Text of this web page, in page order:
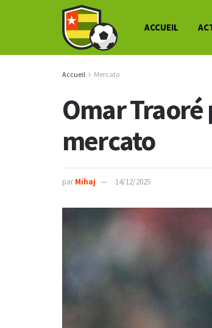
ACCUEIL
Accueil Mercato
Omar
mercato
par Mihaj 14/12/2025